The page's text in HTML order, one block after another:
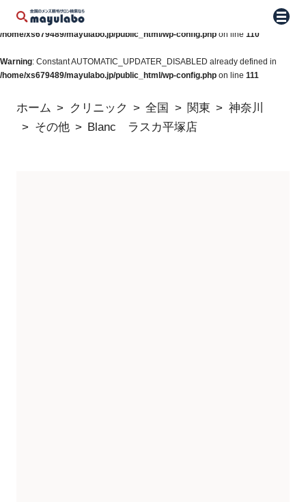
Warning: Constant WP_AUTO_UPDATE_CORE already defined in
/home/xs679489/mayulabo.jp/public_html/wp-config.php on line 110
Warning: Constant AUTOMATIC_UPDATER_DISABLED already defined in
/home/xs679489/mayulabo.jp/public_html/wp-config.php on line 111
メニ
ホーム クリニック 全国 関東
神奈川
その他
Blanc ラスカ平塚店